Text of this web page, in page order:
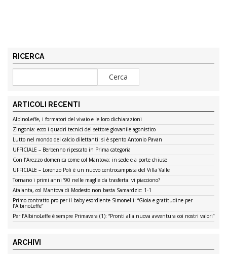
RICERCA
ARTICOLI RECENTI
AlbinoLeffe, i formatori del vivaio e le loro dichiarazioni
Zingonia: ecco i quadri tecnici del settore giovanile agonistico
Lutto nel mondo del calcio dilettanti: si è spento Antonio Pavan
UFFICIALE – Berbenno ripescato in Prima categoria
Con l’Arezzo domenica come col Mantova: in sede e a porte chiuse
UFFICIALE – Lorenzo Poli è un nuovo centrocampista del Villa Valle
Tornano i primi anni ’90 nelle maglie da trasferta: vi piacciono?
Atalanta, col Mantova di Modesto non basta Samardzic: 1-1
Primo contratto pro per il baby esordiente Simonelli: “Gioia e gratitudine per
l’AlbinoLeffe”
Per l’AlbinoLeffe è sempre Primavera (1): “Pronti alla nuova avventura coi nostri valori”
ARCHIVI